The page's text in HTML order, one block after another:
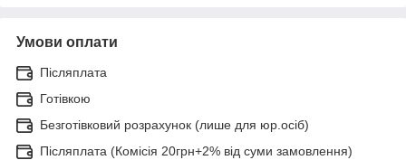
Умови оплати
Післяплата
Готівкою
Безготівковий розрахунок (лише для юр.осіб)
Післяплата (Комісія 20грн+2% від суми замовлення)